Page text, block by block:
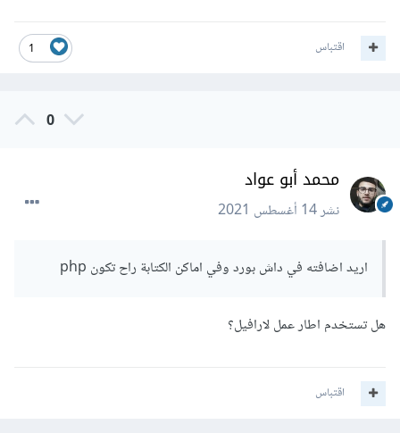
1 اقتباس
0
محمد أبو عواد
نشر14 أغسطس 2021
اريد اضافته في داش بورد وفي اماكن الكتابة راح تكون php
هل تستخدم اطار عمل لارافيل؟
اقتباس